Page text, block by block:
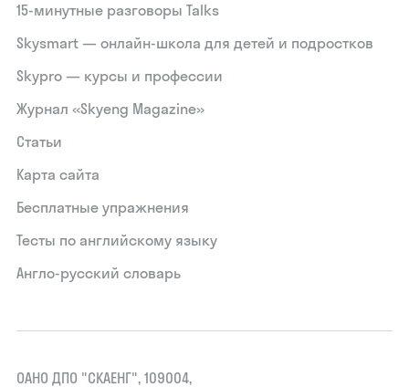
15‑минутные разговоры Talks
Skysmart — онлайн-школа для детей и подростков
Skypro — курсы и профессии
Журнал «Skyeng Magazine»
Статьи
Карта сайта
Бесплатные упражнения
Тесты по английскому языку
Англо-русский словарь
ОАНО ДПО "СКАЕНГ", 109004,